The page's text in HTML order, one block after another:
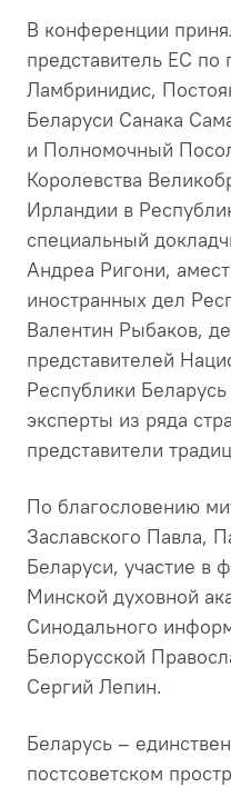
В конференции
представитель ЕС по
Ламбринидис,
Беларуси Санака
и Полномочный
Королевства
Ирландии в
специальный
Андреа Ригони,
иностранных дел
Валентин Рыбаков,
представителей
Республики
эксперты из ряда
представители
По благословению
Заславского Павла,
Беларуси, участие в
Минской духовной
Синодального
Белорусской
Сергий Лепин.
Беларусь –
постсоветском